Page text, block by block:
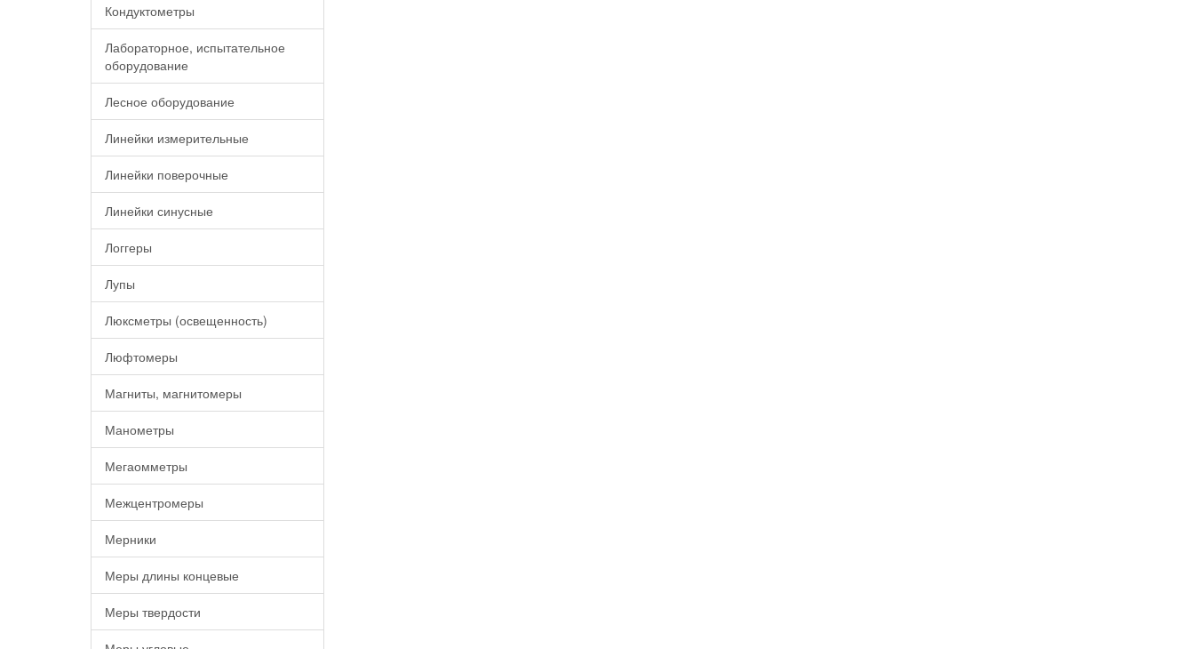
Кондуктометры
Лабораторное, испытательное
оборудование
Лесное оборудование
Линейки измерительные
Линейки поверочные
Линейки синусные
Логгеры
Лупы
Люксметры (освещенность)
Люфтомеры
Магниты, магнитомеры
Манометры
Мегаомметры
Межцентромеры
Мерники
Меры длины концевые
Меры твердости